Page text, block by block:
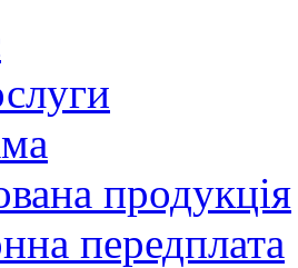
продукція
передплата